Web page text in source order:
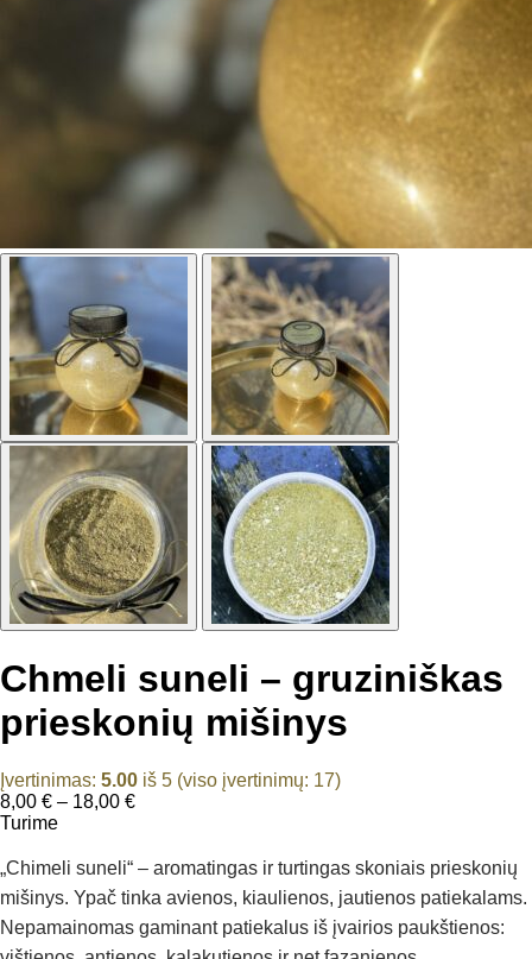
Chmeli suneli – gruziniškas
prieskonių mišinys
Įvertinimas: 5.00 iš 5 (viso įvertinimų: 17)
8,00 € – 18,00 €Price
through
18,00 €
Turime
„Chimeli suneli“ – aromatingas ir turtingas skoniais prieskonių
mišinys. Ypač tinka avienos, kiaulienos, jautienos patiekalams.
Nepamainomas gaminant patiekalus iš įvairios paukštienos: